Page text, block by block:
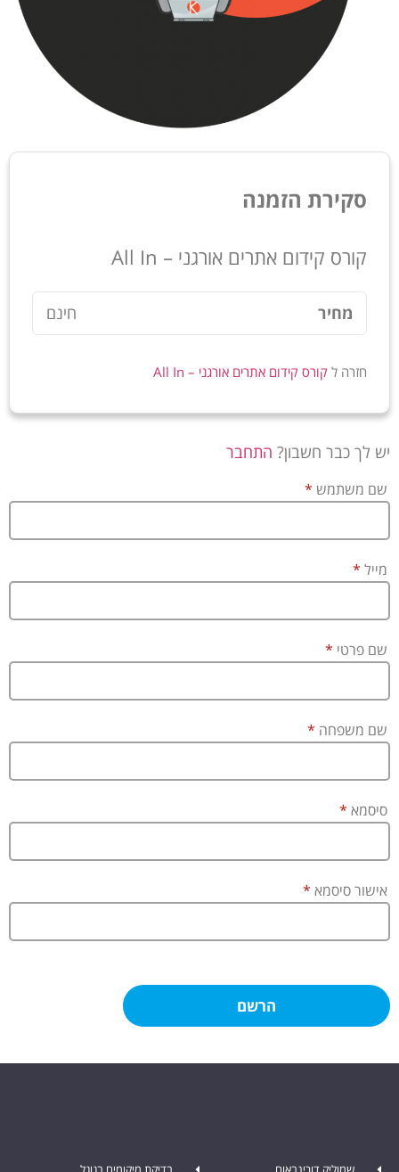
סקירת הזמנה
קורס קידום אתרים אורגני – All In
מחיר חינם
חזרה ל קורס קידום אתרים אורגני – All In
יש לך כבר חשבון? התחבר
שם משתמש *
מייל *
שם פרטי *
שם משפחה *
סיסמא *
אישור סיסמא *